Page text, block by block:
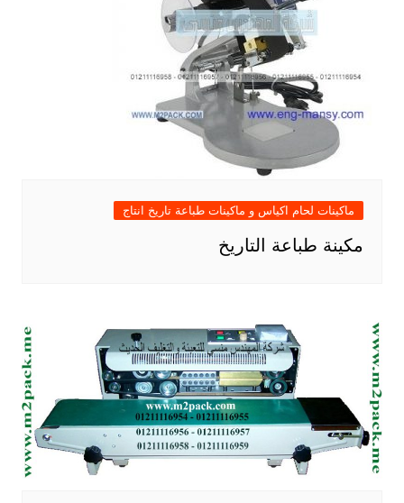
ماكينات لحام اكياس و ماكينات طباعة تاريخ انتاج
مكينة طباعة التاريخ